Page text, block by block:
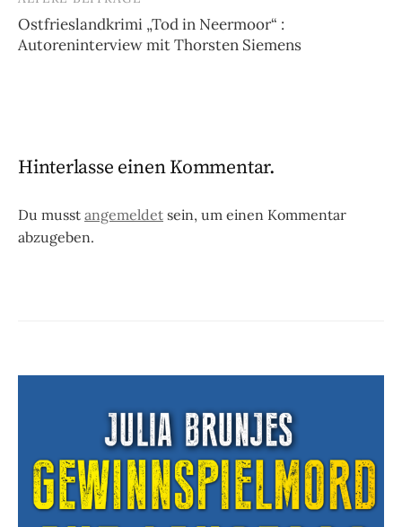
Ostfrieslandkrimi „Tod in Neermoor“ :
Autoreninterview mit Thorsten Siemens
Hinterlasse einen Kommentar.
Du musst angemeldet sein, um einen Kommentar
abzugeben.